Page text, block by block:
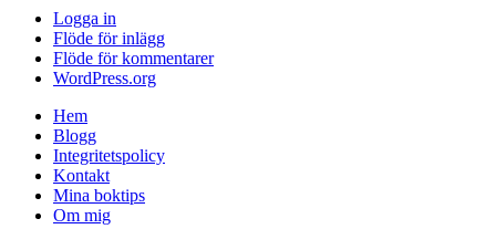
Logga in
Flöde för inlägg
Flöde för kommentarer
WordPress.org
Hem
Blogg
Integritetspolicy
Kontakt
Mina boktips
Om mig